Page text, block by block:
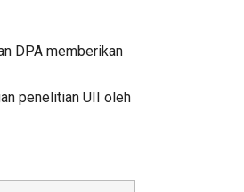
DPA memberikan
penelitian UII oleh